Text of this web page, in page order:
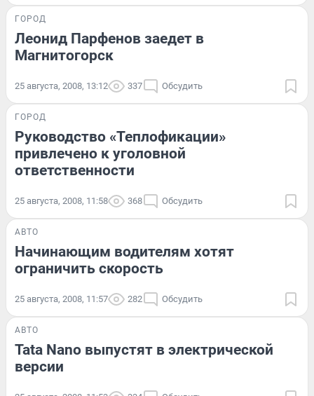
ГОРОД
Леонид Парфенов заедет в
Магнитогорск
25 августа, 2008, 13:12 337 Обсудить
ГОРОД
Руководство «Теплофикации»
привлечено к уголовной
ответственности
25 августа, 2008, 11:58 368 Обсудить
АВТО
Начинающим водителям хотят
ограничить скорость
25 августа, 2008, 11:57 282 Обсудить
АВТО
Tata Nano выпустят в электрической
версии